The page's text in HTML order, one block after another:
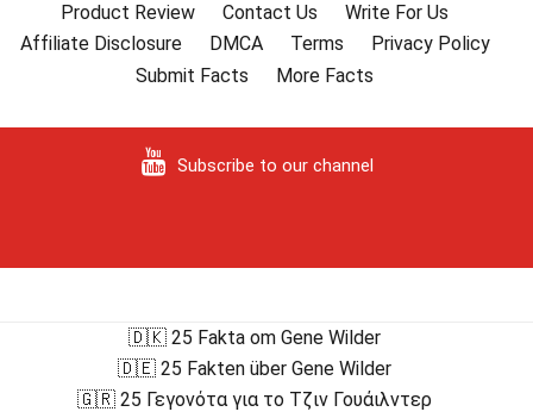
Product Review
Contact Us
Write For Us
Affiliate Disclosure
DMCA Terms
Privacy Policy
Submit Facts
More Facts
Subscribe to our channel
🇩🇰 25 Fakta om Gene Wilder
🇩🇪 25 Fakten über Gene Wilder
🇬🇷 25 Γεγονότα για το Τζιν Γουάιλντερ